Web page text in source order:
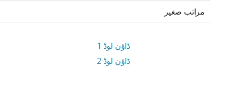
مراتب صغیر
ڈاؤن لوڈ 1
ڈاؤن لوڈ 2